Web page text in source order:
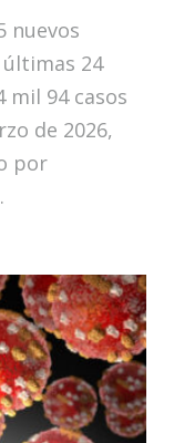
nuevos
24
mil 94 casos
de 2026,
por